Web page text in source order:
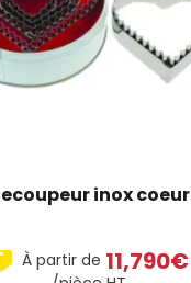
inox coeur
À partir de 11,790€